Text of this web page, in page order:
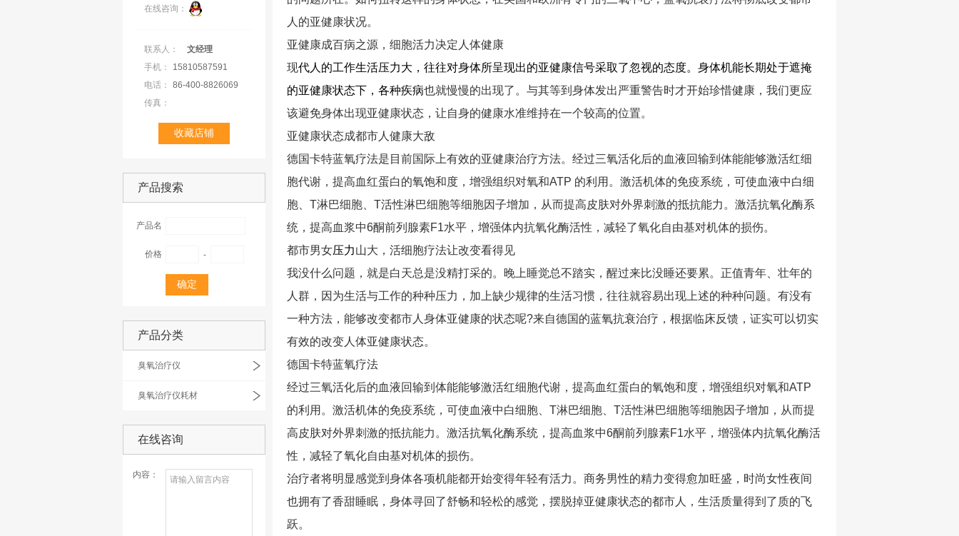
在线咨询：
联系人：
文经理
手机：
15810587591
电话：
86-400-8826069
传真：
产品搜索
产品名
价格 -
产品分类
臭氧治疗仪
臭氧治疗仪耗材
在线咨询
内容：
人的亚健康状况。
亚健康成百病之源，细胞活力决定人体健康
现代人的工作生活压力大 ，往往对身体所呈现出的亚健康信号采取了忽视的态度。身体机能长期处于遮掩
的亚健康状态下，各种疾病也就慢慢的出现了。与其等到身体发出严重警告时才开始珍惜健康，我们更应
该避免身体出现亚健康状态，让自身的健康水准维持在一个较高的位置。
亚健康状态成都市人健康大敌
德国卡特蓝氧疗法是目前国际上有效的亚健康治疗方法。经过三氧活化后的血液回输到体能能够激活红细
胞代谢，提高血红蛋白的氧饱和度，增强组织对氧和ATP 的利用。激活机体的免疫系统，可使血液中白细
胞、T淋巴细胞、T活性淋巴细胞等细胞因子增加，从而提高皮肤对外界刺激的抵抗能力。激活抗氧化酶系
统，提高血浆中6酮前列腺素F1水平，增强体内抗氧化酶活性，减轻了氧化自由基对机体的损伤。
都市男女压力山大，活细胞疗法让改变看得见
我没什么问题，就是白天总是没精打采的。晚上睡觉总不踏实，醒过来比没睡还要累。正值青年、壮年的
人群，因为生活与工作的种种压力，加上缺少规律的生活习惯，往往就容易出现上述的种种问题。有没有
一种方法，能够改变都市人身体亚健康的状态呢?来自德国的蓝氧抗衰治疗，根据临床反馈，证实可以切实
有效的改变人体亚健康状态。
德国卡特蓝氧疗法
经过三氧活化后的血液回输到体能能够激活红细胞代谢，提高血红蛋白的氧饱和度，增强组织对氧和ATP
的利用。激活机体的免疫系统，可使血液中白细胞、T淋巴细胞、T活性淋巴细胞等细胞因子增加，从而提
高皮肤对外界刺激的抵抗能力。激活抗氧化酶系统，提高血浆中6酮前列腺素F1水平，增强体内抗氧化酶活
性，减轻了氧化自由基对机体的损伤。
治疗者将明显感觉到身体各项机能都开始变得年轻有活力。商务男性的精力变得愈加旺盛，时尚女性夜间
也拥有了香甜睡眠，身体寻回了舒畅和轻松的感觉，摆脱掉亚健康状态的都市人，生活质量得到了质的飞
跃。